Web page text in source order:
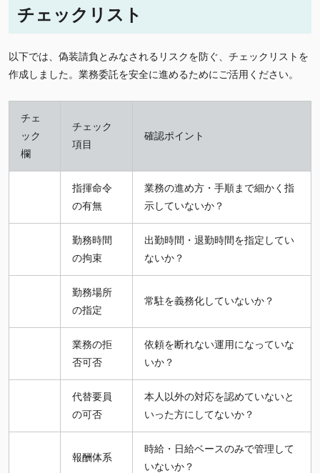
チェックリスト
以下では、偽装請負とみなされるリスクを防ぐ、チェックリストを
作成しました。業務委託を安全に進めるためにご活用ください。
チェ
ック
欄
チェック
項目
確認ポイント
指揮命令
の有無
業務の進め方・手順まで細かく指
示していないか？
勤務時間
の拘束
出勤時間・退勤時間を指定してい
ないか？
勤務場所
の指定
常駐を義務化していないか？
業務の拒
否可否
依頼を断れない運用になっていな
いか？
代替要員
の可否
本人以外の対応を認めていないと
いった方にしてないか？
報酬体系
時給・日給ベースのみで管理して
いないか？